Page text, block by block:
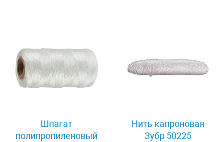
Шпагат
полипропиленовый
Нить капроновая
Зубр 50225